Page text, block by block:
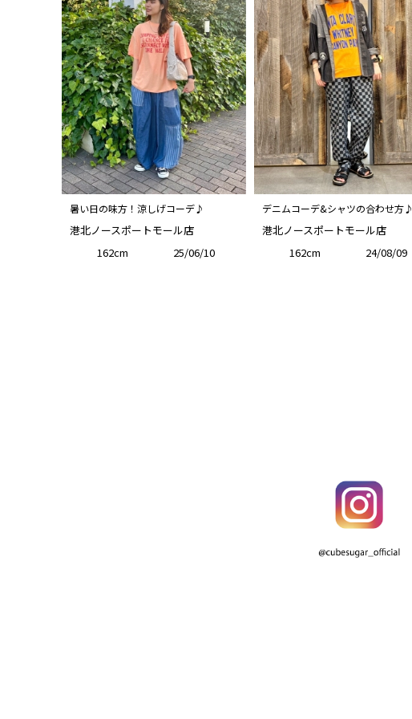
暑い日の味方！涼しげコーデ♪
港北ノースポートモール店
162cm
25/06/10
デニムコーデ&シャツの合わせ方♪
港北ノースポートモール店
162cm
24/08/09